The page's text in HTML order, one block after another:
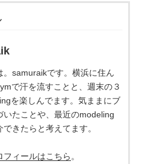
。samuraikです。横浜に住ん
で汗を流すことと、週末の３
を楽しんでます。気ままにブ
いたことや、最近のmodeling
できたらと考えてます。
フィールはこちら 。